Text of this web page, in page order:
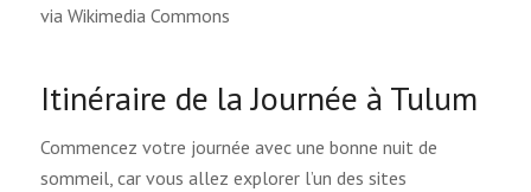
via Wikimedia Commons
Itinéraire de la Journée à Tulum
Commencez votre journée avec une bonne nuit de
sommeil, car vous allez explorer l’un des sites